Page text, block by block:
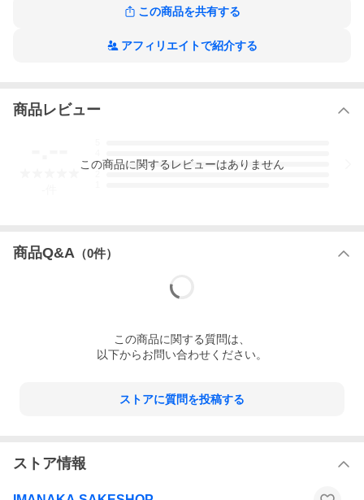
この商品を共有する
アフィリエイトで紹介する
商品レビュー
3
この商品に関するレビューはありません
商品Q&A （0件）
この商品に関する質問は、
以下からお問い合わせください。
ストアに質問を投稿する
ストア情報